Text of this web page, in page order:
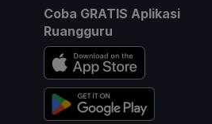
Coba GRATIS Aplikasi
Ruangguru